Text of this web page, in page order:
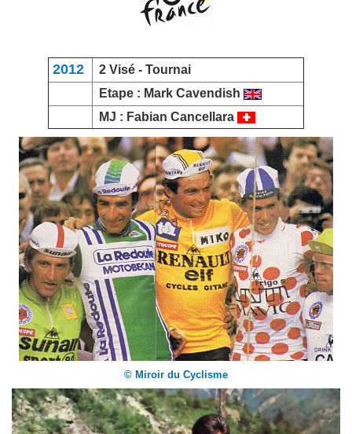
2012 2 Visé - Tournai
Etape : Mark Cavendish
MJ : Fabian Cancellara
© Miroir du Cyclisme